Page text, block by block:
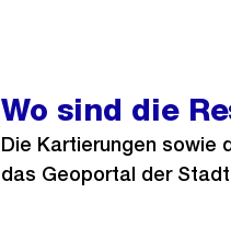
Wo sind die
Die Kartierungen sowie
das Geoportal der